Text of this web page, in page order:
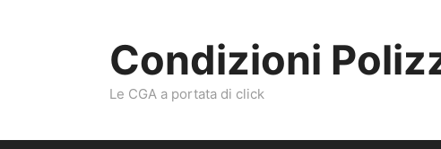
Condizioni
Le CGA a portata di click